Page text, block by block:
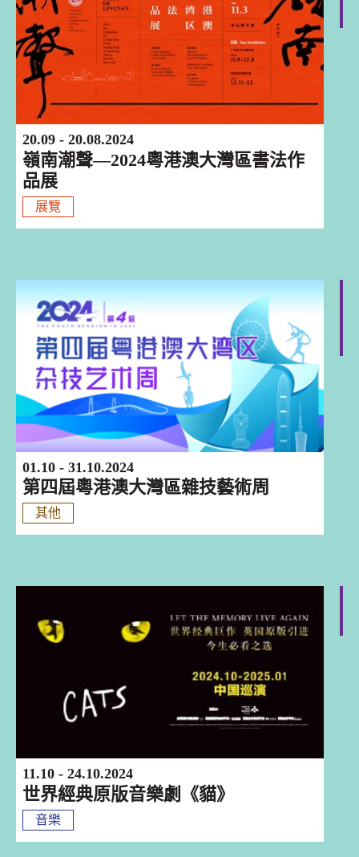
20.09 - 20.08.2024
嶺南潮聲—2024粵港澳大灣區書法作
品展
展覽
01.10 - 31.10.2024
第四屆粵港澳大灣區雜技藝術周
其他
11.10 - 24.10.2024
世界經典原版音樂劇《貓》
音樂